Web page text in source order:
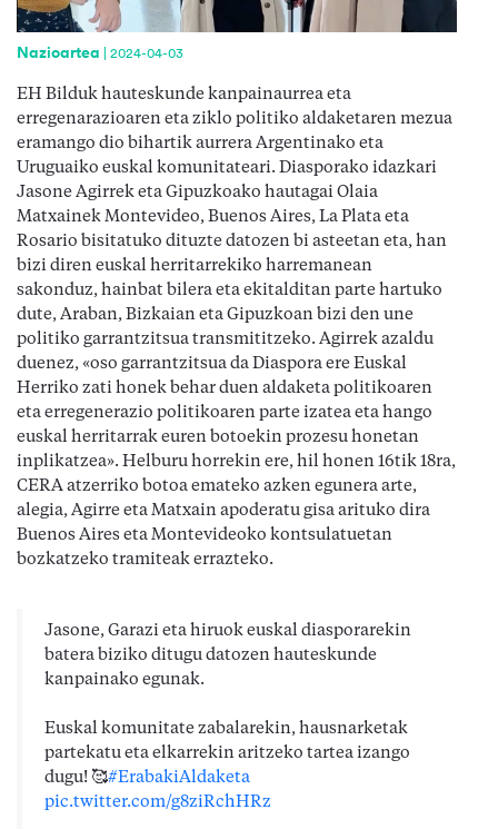
Nazioartea 2024-04-03
EH Bilduk hauteskunde kanpainaurrea eta
erregenarazioaren eta ziklo politiko aldaketaren mezua
eramango dio bihartik aurrera Argentinako eta
Uruguaiko euskal komunitateari. Diasporako idazkari
Jasone Agirrek eta Gipuzkoako hautagai Olaia
Matxainek Montevideo, Buenos Aires, La Plata eta
Rosario bisitatuko dituzte datozen bi asteetan eta, han
bizi diren euskal herritarrekiko harremanean
sakonduz, hainbat bilera eta ekitalditan parte hartuko
dute, Araban, Bizkaian eta Gipuzkoan bizi den une
politiko garrantzitsua transmititzeko. Agirrek azaldu
duenez, «oso garrantzitsua da Diaspora ere Euskal
Herriko zati honek behar duen aldaketa politikoaren
eta erregenerazio politikoaren parte izatea eta hango
euskal herritarrak euren botoekin prozesu honetan
inplikatzea». Helburu horrekin ere, hil honen 16tik 18ra,
CERA atzerriko botoa emateko azken egunera arte,
alegia, Agirre eta Matxain apoderatu gisa arituko dira
Buenos Aires eta Montevideoko kontsulatuetan
bozkatzeko tramiteak errazteko.
Jasone, Garazi eta hiruok euskal diasporarekin
batera biziko ditugu datozen hauteskunde
kanpainako egunak.
Euskal komunitate zabalarekin, hausnarketak
partekatu eta elkarrekin aritzeko tartea izango
dugu! 🥰#ErabakiAldaketa
pic.twitter.com/g8ziRchHRz